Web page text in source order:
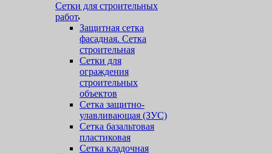
Сетки для строительных
работ
Защитная cетка
фасадная. Сетка
строительная
Сетки для
ограждения
строительных
объектов
Сетка защитно-
улавливающая (ЗУС)
Сетка базальтовая
пластиковая
Сетка кладочная